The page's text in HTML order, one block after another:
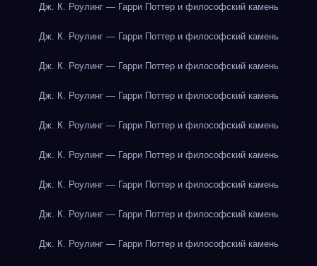
Дж. К. Роулинг — Гарри Поттер и философский камень
Дж. К. Роулинг — Гарри Поттер и философский камень
Дж. К. Роулинг — Гарри Поттер и философский камень
Дж. К. Роулинг — Гарри Поттер и философский камень
Дж. К. Роулинг — Гарри Поттер и философский камень
Дж. К. Роулинг — Гарри Поттер и философский камень
Дж. К. Роулинг — Гарри Поттер и философский камень
Дж. К. Роулинг — Гарри Поттер и философский камень
Дж. К. Роулинг — Гарри Поттер и философский камень